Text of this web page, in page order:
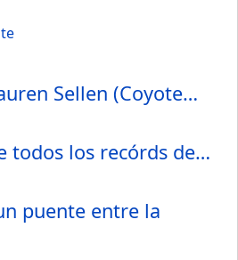
Sellen (Coyote…
todos los recórds de…
puente entre la